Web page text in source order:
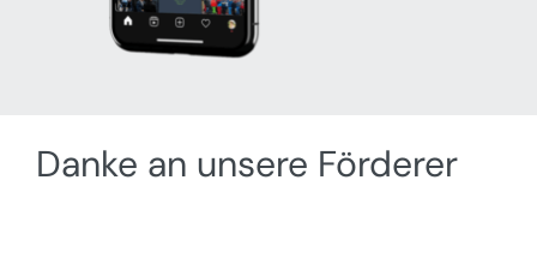
Danke an unsere Förderer